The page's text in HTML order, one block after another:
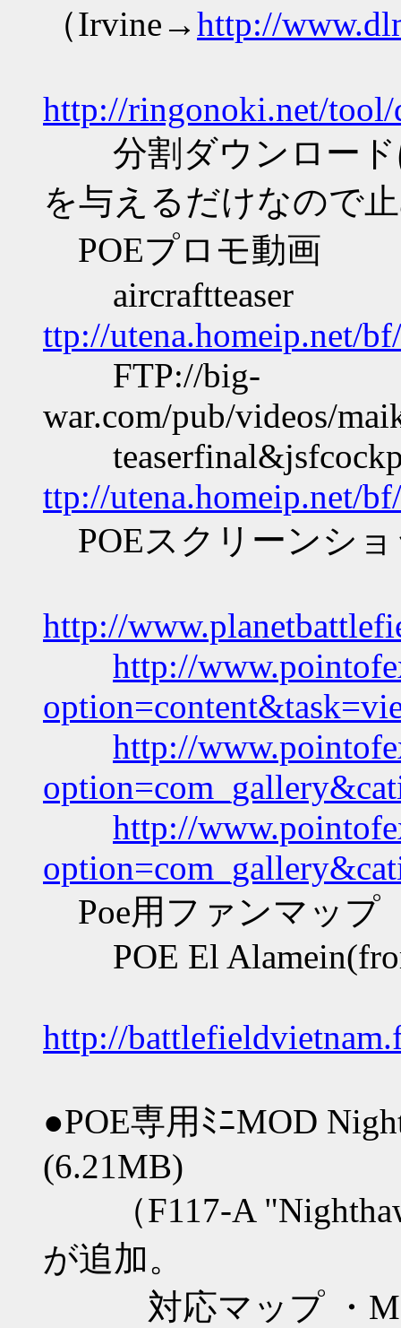
（Irvine→http://
http://ringonoki.net/
分割ダウンロード
を与えるだけなので
POEプロモ動画
aircraftteaser
ttp://utena.homeip.net/
FTP://big-
war.com/pub/videos/
ttp://utena.homeip.net/
POEスクリーンシ
http://
http://
http://
http://
Poe用ファンマップ
POE El
http://
●POE専用ﾐﾆMOD
(6.21MB)
（F117-A
が追加。
対応マップ ・